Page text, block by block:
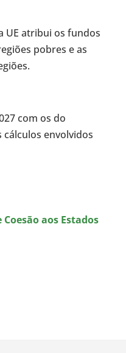
UE atribui os fundos
pobres e as
com os do
envolvidos
aos Estados